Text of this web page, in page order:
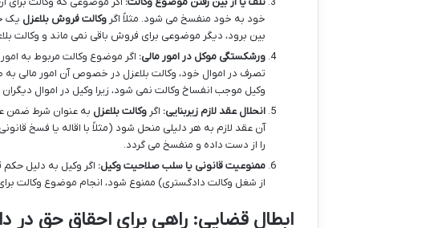
خود به خود منفسخ می شود. مثلاً اگروکالت فروش بلاعزل یک
بین برود، دیگر موضوعی برای فروش باقی نمی ماند و وکالت
ورشکستگی موکل در امور مالی: اگر موضوع وکالت مربوط به
تصرف در اموال خود، وکالت بلاعزل در خصوص آن امور مالی
وکیل موجب انفساخ وکالت نمی شود، زیرا وکیل در اموال
انحلال عقد لازم زیربنایی: اگروکالت بلاعزل به عنوان شرط ضمن
آن عقد لازم به هر دلیلی منحل شود (مثلاً با اقاله یا فسخ
را از دست داده و منفسخ می گردد.
ممنوعیت قانونی یا سلب صلاحیت وکیل: اگر وکیل به دلیل حکم
از شغل وکالت دادگستری) ممنوع شود، انجام موضوع وکالت
ابطال قضایی: راهی برای احقاق حق در